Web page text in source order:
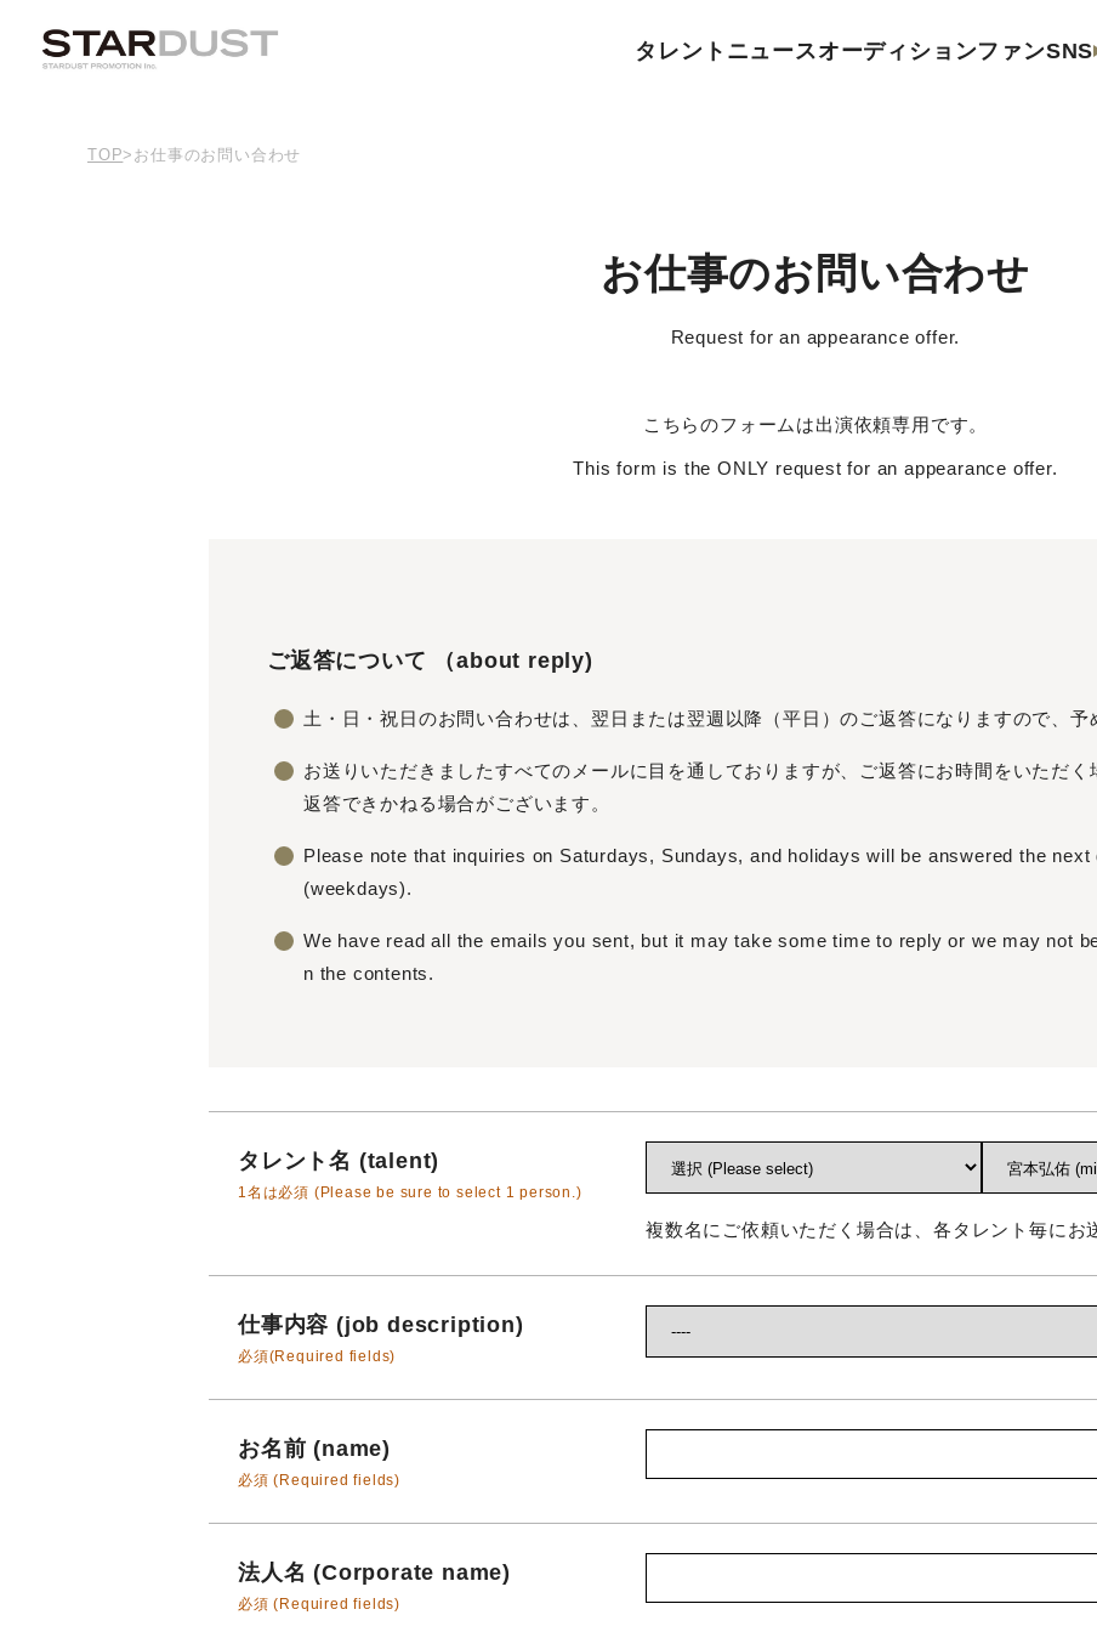
タレント ニュースオーディションファンSNS
TOP> お仕事のお問い合わせ
お仕事のお問い合わせ
Request for an appearance offer.
こちらのフォームは出演依頼専用です。
This form is the ONLY request for an appearance offer.
ご返答について （about reply)
土・日・祝日のお問い合わせは、翌日または翌週以降（平日）のご返答になりますので、予
お送りいただきましたすべてのメールに目を通しておりますが、ご返答にお時間をいただ
返答できかねる場合がございます。
Please note that inquiries on Saturdays, Sundays, and holidays will be answered the
(weekdays).
We have read all the emails you sent, but it may take some time to reply or we may not
n the contents.
タレント名 (talent)
1名は必須 (Please be sure to select 1 person.)
複数名にご依頼いただく場合は、各タレント毎にお
仕事内容 (job description)
必須(Required fields)
お名前 (name)
必須 (Required fields)
法人名 (Corporate name)
必須 (Required fields)